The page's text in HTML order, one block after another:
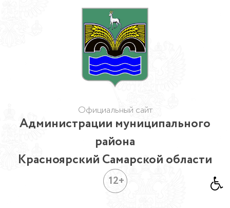
Официальный сайт
Администрации муниципального
района
Красноярский Самарской области
12+